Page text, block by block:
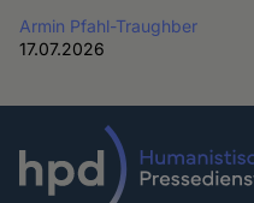
Armin Pfahl-Traughber
17.07.2026